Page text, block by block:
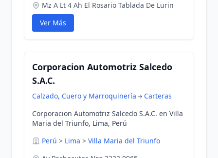
Mz A Lt 4 Ah El Rosario Tablada De Lurin
Ver Más
Corporacion Automotriz Salcedo
S.A.C.
Calzado, Cuero y Marroquinería
Carteras
Corporacion Automotriz Salcedo S.A.C. en Villa
Maria del Triunfo, Lima, Perú
Perú > Lima > Villa Maria del Triunfo